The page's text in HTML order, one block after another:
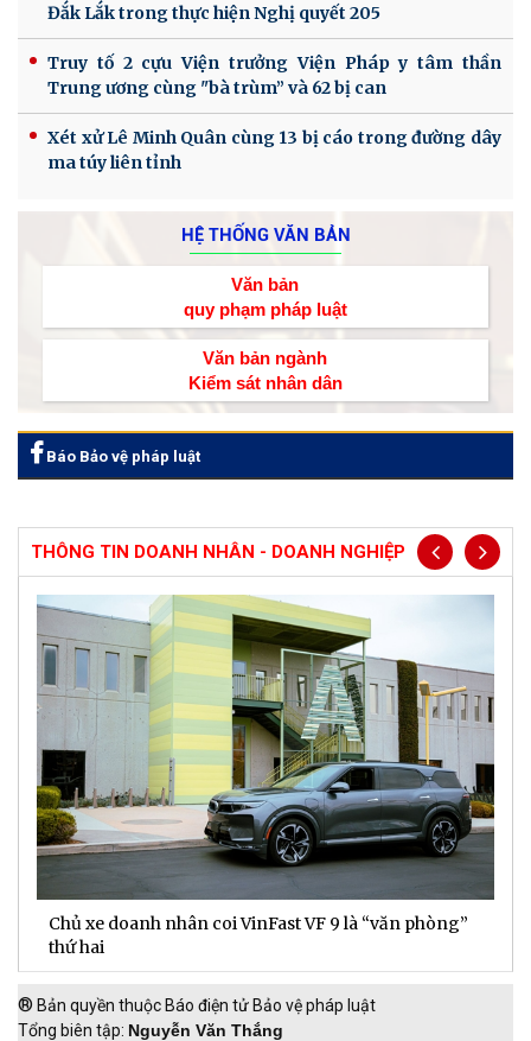
Đắk Lắk trong thực hiện Nghị quyết 205
Truy tố 2 cựu Viện trưởng Viện Pháp y tâm thần
Trung ương cùng "bà trùm” và 62 bị can
Xét xử Lê Minh Quân cùng 13 bị cáo trong đường dây
ma túy liên tỉnh
HỆ THỐNG VĂN BẢN
Văn bản
quy phạm pháp luật
Văn bản ngành
Kiểm sát nhân dân
Báo Bảo vệ pháp luật
THÔNG TIN DOANH NHÂN - DOANH NGHIỆP
Chủ xe doanh nhân coi VinFast VF 9 là “văn phòng”
thứ hai
® Bản quyền thuộc Báo điện tử Bảo vệ pháp luật
Tổng biên tập: Nguyễn Văn Thắng